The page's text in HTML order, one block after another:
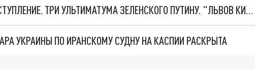
НОВОЕ МАСШТАБНЕЙШЕЕ НАСТУПЛЕНИЕ. ТРИ УЛЬТИМАТУМА ЗЕЛЕНСКОГО ПУТИНУ. "ЛЬВОВ КИМА" ПОСТАВЯТ НА ПВО? ГЛОБАЛЬНЫЙ ПРОРЫВ ПОД ЗАПОРОЖЬЕМ
УКРАИНЫ ПО ИРАНСКОМУ СУДНУ НА КАСПИИ РАСКРЫТА